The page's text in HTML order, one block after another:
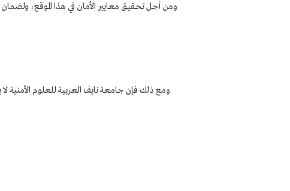
ومن أجل تحقيق معايير الأمان في هذا الموقع، ولضمان
ومع ذلك فإن جامعة نايف العربية للعلوم